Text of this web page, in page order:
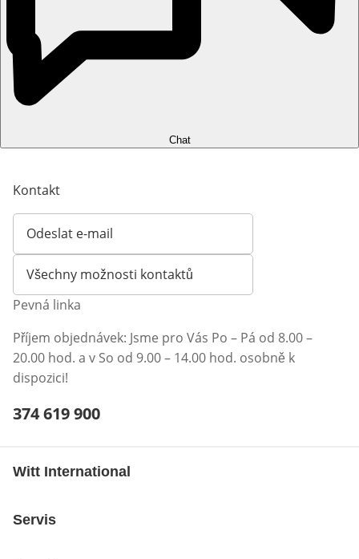
Chat
Kontakt
Odeslat e-mail
Otevírá e-mailového klienta
Všechny možnosti kontaktů
Pevná linka
Příjem objednávek: Jsme pro Vás Po – Pá od 8.00 –
20.00 hod. a v So od 9.00 – 14.00 hod. osobně k
dispozici!
Telefonní číslo:
374 619 900
Witt International
Servis